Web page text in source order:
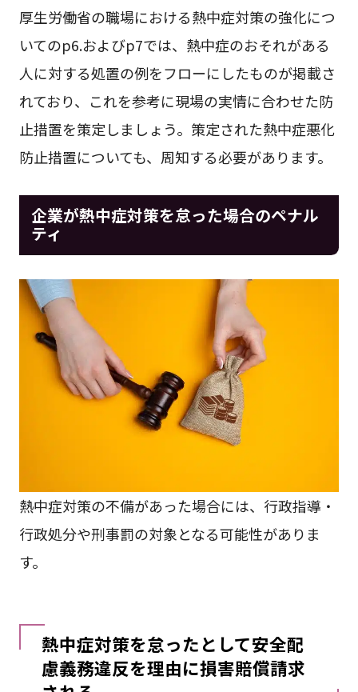
厚生労働省の職場における熱中症対策の強化につ
いてのp6.およびp7では、熱中症のおそれがある
人に対する処置の例をフローにしたものが掲載さ
れており、これを参考に現場の実情に合わせた防
止措置を策定しましょう。策定された熱中症悪化
防止措置についても、周知する必要があります。
企業が熱中症対策を怠った場合のペナル
ティ
熱中症対策の不備があった場合には、行政指導・
行政処分や刑事罰の対象となる可能性がありま
す。
熱中症対策を怠ったとして安全配
慮義務違反を理由に損害賠償請求